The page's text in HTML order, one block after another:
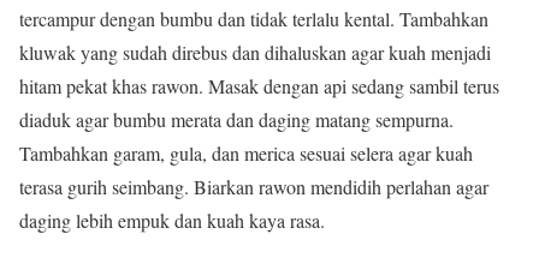
tercampur dengan bumbu dan tidak terlalu kental. Tambahkan
kluwak yang sudah direbus dan dihaluskan agar kuah menjadi
hitam pekat khas rawon. Masak dengan api sedang sambil terus
diaduk agar bumbu merata dan daging matang sempurna.
Tambahkan garam, gula, dan merica sesuai selera agar kuah
terasa gurih seimbang. Biarkan rawon mendidih perlahan agar
daging lebih empuk dan kuah kaya rasa.